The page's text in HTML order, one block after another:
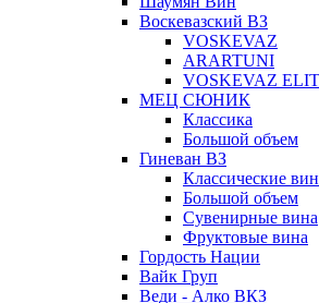
Воскевазский ВЗ
VOSKEVAZ
ARARTUNI
VOSKEVAZ
МЕЦ СЮНИК
Классика
Большой объем
Гиневан ВЗ
Классические
Большой объем
Сувенирные вина
Фруктовые вина
Гордость Нации
Вайк Груп
Веди - Алко ВКЗ